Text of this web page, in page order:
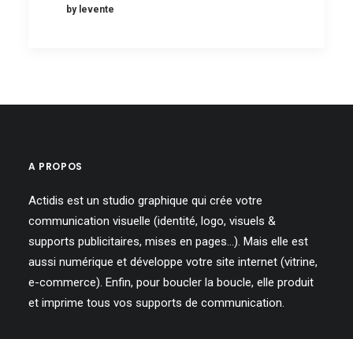
by levente
A PROPOS
Actidis est un studio graphique qui crée votre
communication visuelle (identité, logo, visuels &
supports publicitaires, mises en pages…). Mais elle est
aussi numérique et développe votre site internet (vitrine,
e-commerce). Enfin, pour boucler la boucle, elle produit
et imprime tous vos supports de communication.